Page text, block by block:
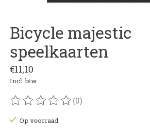
Bicycle majestic
speelkaarten
€11,10
Incl. btw
De beoordeling van dit product is
(0)
Op voorraad